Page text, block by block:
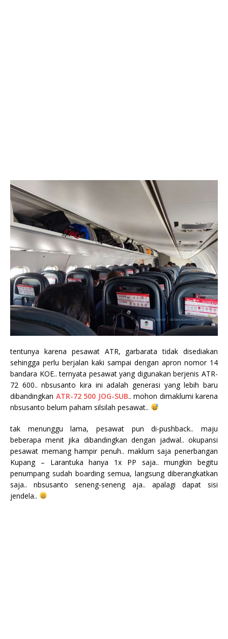
tentunya karena pesawat ATR, garbarata tidak disediakan
sehingga perlu berjalan kaki sampai dengan apron nomor 14
bandara KOE.. ternyata pesawat yang digunakan berjenis ATR-
72 600.. nbsusanto kira ini adalah generasi yang lebih baru
dibandingkan ATR-72 500 JOG-SUB.. mohon dimaklumi karena
nbsusanto belum paham silsilah pesawat..
tak menunggu lama, pesawat pun di-pushback.. maju
beberapa menit jika dibandingkan dengan jadwal.. okupansi
pesawat memang hampir penuh.. maklum saja penerbangan
Kupang – Larantuka hanya 1x PP saja.. mungkin begitu
penumpang sudah boarding semua, langsung diberangkatkan
saja.. nbsusanto seneng-seneng aja.. apalagi dapat sisi
jendela..